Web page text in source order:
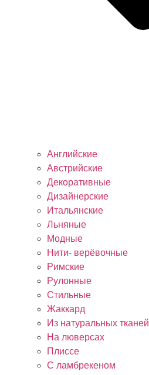
Английские
Австрийские
Декоративные
Дизайнерские
Итальянские
Льняные
Модные
Нити- верёвочные
Римские
Рулонные
Стильные
Жаккард
Из натуральных тканей
На люверсах
Плиссе
С ламбрекеном